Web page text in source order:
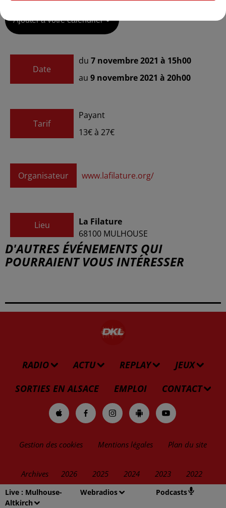
Live : Mulhouse-
Altkirch
Webradios Podcasts
Ajouter à votre calendrier
Date
du 7 novembre 2021 à 15h00
au 9 novembre 2021 à 20h00
Tarif
Payant
13€ à 27€
Organisateur www.lafilature.org/
Lieu
La Filature
68100 MULHOUSE
D'AUTRES ÉVÉNEMENTS QUI
POURRAIENT VOUS INTÉRESSER
RADIO ACTU REPLAY
JEUX
SORTIES EN ALSACE
EMPLOI CONTACT
Gestion des cookies Mentions légales Plan du site
Archives 2026 2025 2024 2023 2022